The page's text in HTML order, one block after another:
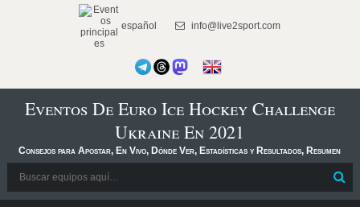
español info@live2sport.com
Eventos De Euro Ice Hockey Challenge
Ukraine En 2021
Consejos para Apostar, En Vivo, Dónde Ver, Estadísticas y Resultados, Resumen